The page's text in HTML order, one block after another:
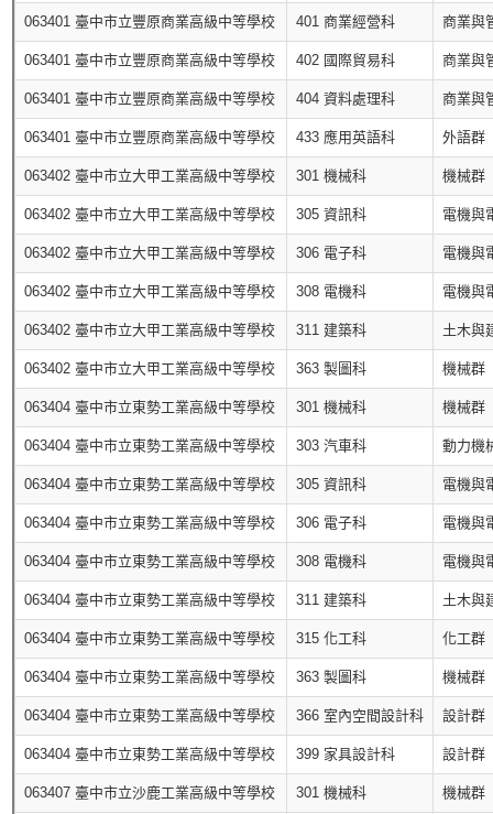
063401 臺中市立豐原商業高級中等學校 401 商業經營科 商業與
063401 臺中市立豐原商業高級中等學校 402 國際貿易科 商業與
063401 臺中市立豐原商業高級中等學校 404 資料處理科 商業與
063401 臺中市立豐原商業高級中等學校 433 應用英語科 外語群
063402 臺中市立大甲工業高級中等學校 301 機械科 機械群
063402 臺中市立大甲工業高級中等學校 305 資訊科 電機與
063402 臺中市立大甲工業高級中等學校 306 電子科 電機與
063402 臺中市立大甲工業高級中等學校 308 電機科 電機與
063402 臺中市立大甲工業高級中等學校 311 建築科 土木與
063402 臺中市立大甲工業高級中等學校 363 製圖科 機械群
063404 臺中市立東勢工業高級中等學校 301 機械科 機械群
063404 臺中市立東勢工業高級中等學校 303 汽車科 動力機
063404 臺中市立東勢工業高級中等學校 305 資訊科 電機與
063404 臺中市立東勢工業高級中等學校 306 電子科 電機與
063404 臺中市立東勢工業高級中等學校 308 電機科 電機與
063404 臺中市立東勢工業高級中等學校 311 建築科 土木與
063404 臺中市立東勢工業高級中等學校 315 化工科 化工群
063404 臺中市立東勢工業高級中等學校 363 製圖科 機械群
063404 臺中市立東勢工業高級中等學校 366 室內空間設計科 設計群
063404 臺中市立東勢工業高級中等學校 399 家具設計科 設計群
063407 臺中市立沙鹿工業高級中等學校 301 機械科 機械群